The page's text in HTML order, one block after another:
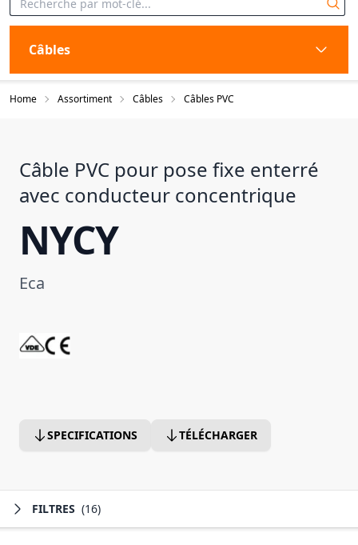
Câbles
Home Assortiment Câbles Câbles PVC
Câble PVC pour pose fixe enterré
avec conducteur concentrique
NYCY
Eca
SPECIFICATIONS TÉLÉCHARGER
FILTRES (16)